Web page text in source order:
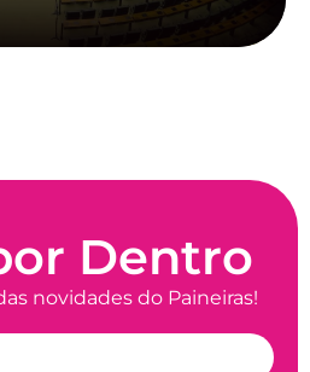
Dentro
novidades do Paineiras!